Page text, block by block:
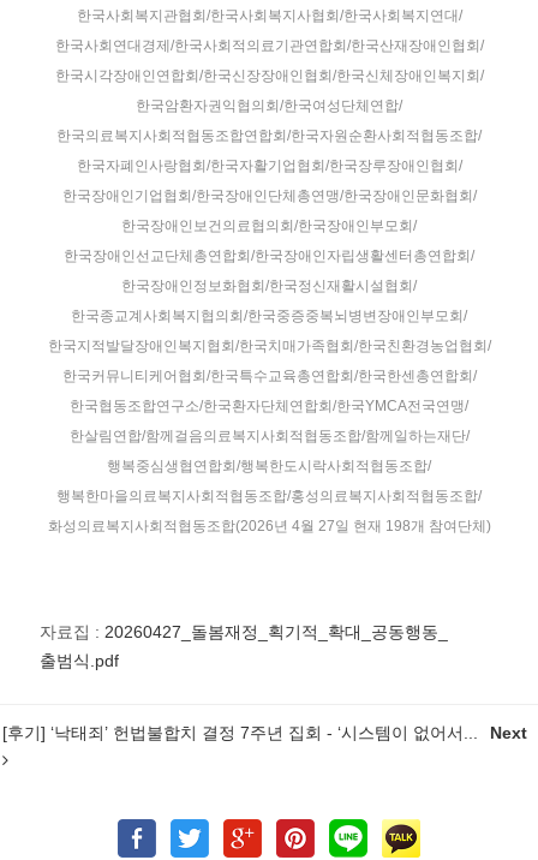
한국사회복지관협회/한국사회복지사협회/한국사회복지연대/
한국사회연대경제/한국사회적의료기관연합회/한국산재장애인협회/
한국시각장애인연합회/한국신장장애인협회/한국신체장애인복지회/
한국암환자권익협의회/한국여성단체연합/
한국의료복지사회적협동조합연합회/한국자원순환사회적협동조합/
한국자폐인사랑협회/한국자활기업협회/한국장루장애인협회/
한국장애인기업협회/한국장애인단체총연맹/한국장애인문화협회/
한국장애인보건의료협의회/한국장애인부모회/
한국장애인선교단체총연합회/한국장애인자립생활센터총연합회/
한국장애인정보화협회/한국정신재활시설협회/
한국종교계사회복지협의회/한국중증중복뇌병변장애인부모회/
한국지적발달장애인복지협회/한국치매가족협회/한국친환경농업협회/
한국커뮤니티케어협회/한국특수교육총연합회/한국한센총연합회/
한국협동조합연구소/한국환자단체연합회/한국YMCA전국연맹/
한살림연합/함께걸음의료복지사회적협동조합/함께일하는재단/
행복중심생협연합회/행복한도시락사회적협동조합/
행복한마을의료복지사회적협동조합/홍성의료복지사회적협동조합/
화성의료복지사회적협동조합(2026년 4월 27일 현재 198개 참여단체)
자료집 :20260427_돌봄재정_획기적_확대_공동행동_
출범식.pdf
[후기] ‘낙태죄’ 헌법불합치 결정 7주년 집회 - ‘시스템이 없어서... Next